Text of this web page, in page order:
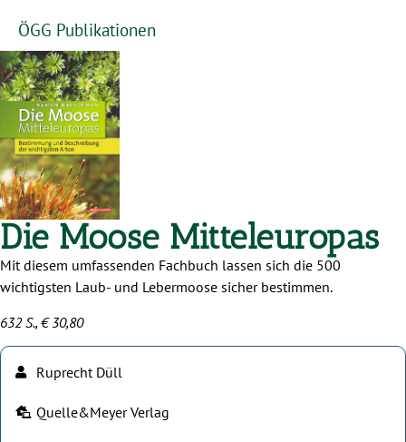
ÖGG Publikationen
Die Moose Mitteleuropas
Mit diesem umfassenden Fachbuch lassen sich die 500
wichtigsten Laub- und Lebermoose sicher bestimmen.
632 S., € 30,80
Ruprecht Düll
Quelle&Meyer Verlag